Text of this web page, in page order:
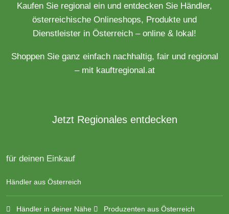
Kaufen Sie regional ein und entdecken Sie Händler,
österreichische Onlineshops, Produkte und
Dienstleister in Österreich – online & lokal!
Shoppen Sie ganz einfach nachhaltig, fair und regional
– mit kauftregional.at
Jetzt Regionales entdecken
für deinen Einkauf
Händler aus Österreich
Händler in deiner Nähe Produzenten aus Österreich